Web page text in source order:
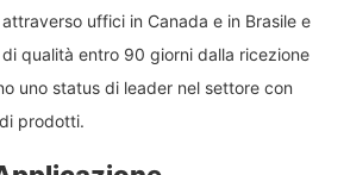
uffici in Canada e in Brasile e
qualità entro 90 giorni dalla ricezione
uno status di leader nel settore con
prodotti.